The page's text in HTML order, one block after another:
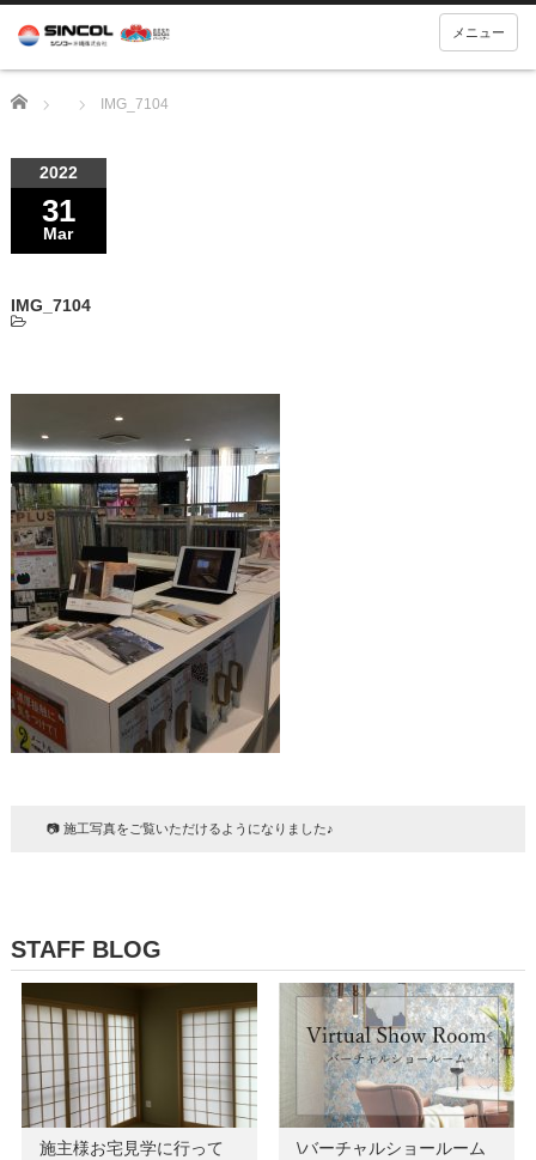
メニュー
Home IMG_7104
2022
31
Mar
IMG_7104
📷 施工写真をご覧いただけるようになりました♪
STAFF BLOG
施主様お宅見学に行って
\バーチャルショールーム